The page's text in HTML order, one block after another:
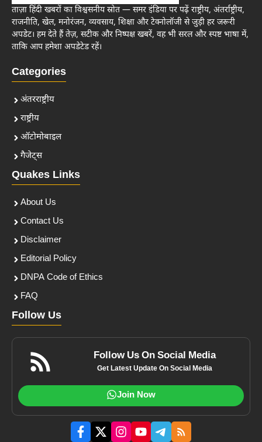
ताज़ा हिंदी खबरों का विश्वसनीय स्रोत — समर इंडिया पर पढ़ें राष्ट्रीय, अंतर्राष्ट्रीय,
राजनीति, खेल, मनोरंजन, व्यवसाय, शिक्षा और टेक्नोलॉजी से जुड़ी हर जरूरी
अपडेट। हम देते हैं तेज़, सटीक और निष्पक्ष खबरें, वह भी सरल और स्पष्ट भाषा में,
ताकि आप हमेशा अपडेटेड रहें।
Categories
अंतरराष्ट्रीय
राष्ट्रीय
ऑटोमोबाइल
गैजेट्स
Quakes Links
About Us
Contact Us
Disclaimer
Editorial Policy
DNPA Code of Ethics
FAQ
Follow Us
Follow Us On Social Media
Get Latest Update On Social Media
Join Now